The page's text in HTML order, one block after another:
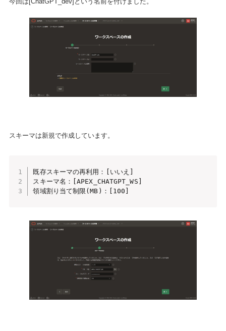
スキーマは新規で作成しています。
既存スキーマの再利用：[いいえ]
スキーマ名：[APEX_CHATGPT_WS]
領域割り当て制限(MB)：[100]